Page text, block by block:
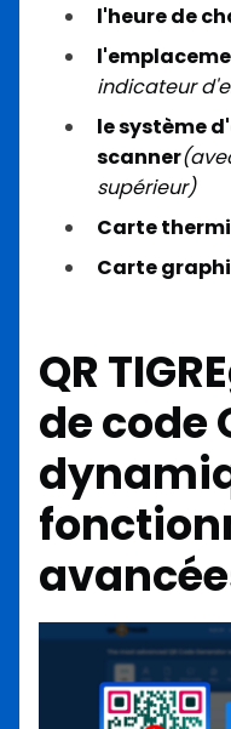
l'heure de
indicateur
le système
scanner
supérieur)
Carte
Carte
QR TIGRE
de code